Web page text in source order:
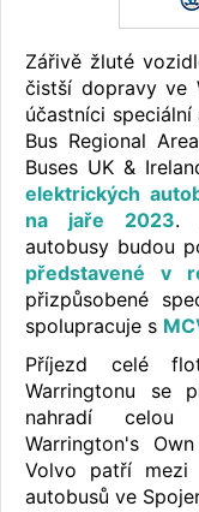
Zářivě žluté
čistší dopravy ve
účastníci
Bus Regional
Buses UK &
elektrických
na jaře 2023.
autobusy budou
představené v
přizpůsobené
spolupracuje s
Příjezd celé
Warringtonu se
nahradí celou
Warrington's
Volvo patří mezi
autobusů ve